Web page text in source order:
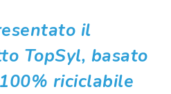
il
TopSyl, basato
riciclabile